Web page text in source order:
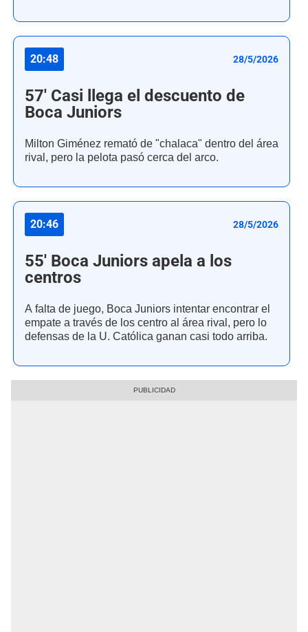
20:48 28/5/2026
57' Casi llega el descuento de
Boca Juniors
Milton Giménez remató de "chalaca" dentro del área
rival, pero la pelota pasó cerca del arco.
20:46 28/5/2026
55' Boca Juniors apela a los
centros
A falta de juego, Boca Juniors intentar encontrar el
empate a través de los centro al área rival, pero lo
defensas de la U. Católica ganan casi todo arriba.